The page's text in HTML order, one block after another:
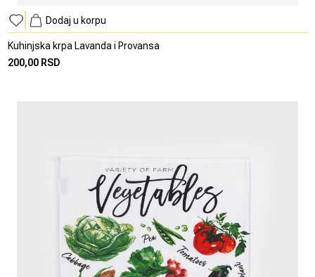
Dodaj u korpu
Kuhinjska krpa Lavanda i Provansa
200,00 RSD